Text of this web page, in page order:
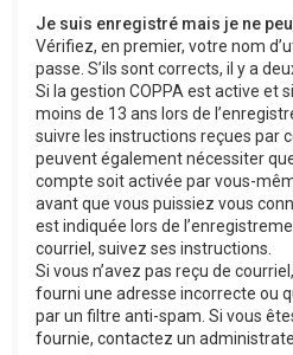
Je suis enregistré mais je ne
Vérifiez, en premier, votre nom
passe. S’ils sont corrects, il y a
Si la gestion COPPA est active et
moins de 13 ans lors de
suivre les instructions reçues par
peuvent également nécessiter
compte soit activée par vous-
avant que vous puissiez vous
est indiquée lors de
courriel, suivez ses instructions.
Si vous n’avez pas reçu de
fourni une adresse incorrecte ou
par un filtre anti-spam. Si vous
fournie, contactez un